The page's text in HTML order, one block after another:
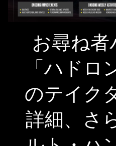
お尋ね者
「ハドロ
のテイク
詳細、さ